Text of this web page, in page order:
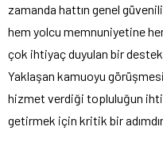
zamanda hattın genel
hem yolcu memnuniyetine
çok ihtiyaç duyulan bir
Yaklaşan kamuoyu
hizmet verdiği topluluğun
getirmek için kritik bir adımdır.